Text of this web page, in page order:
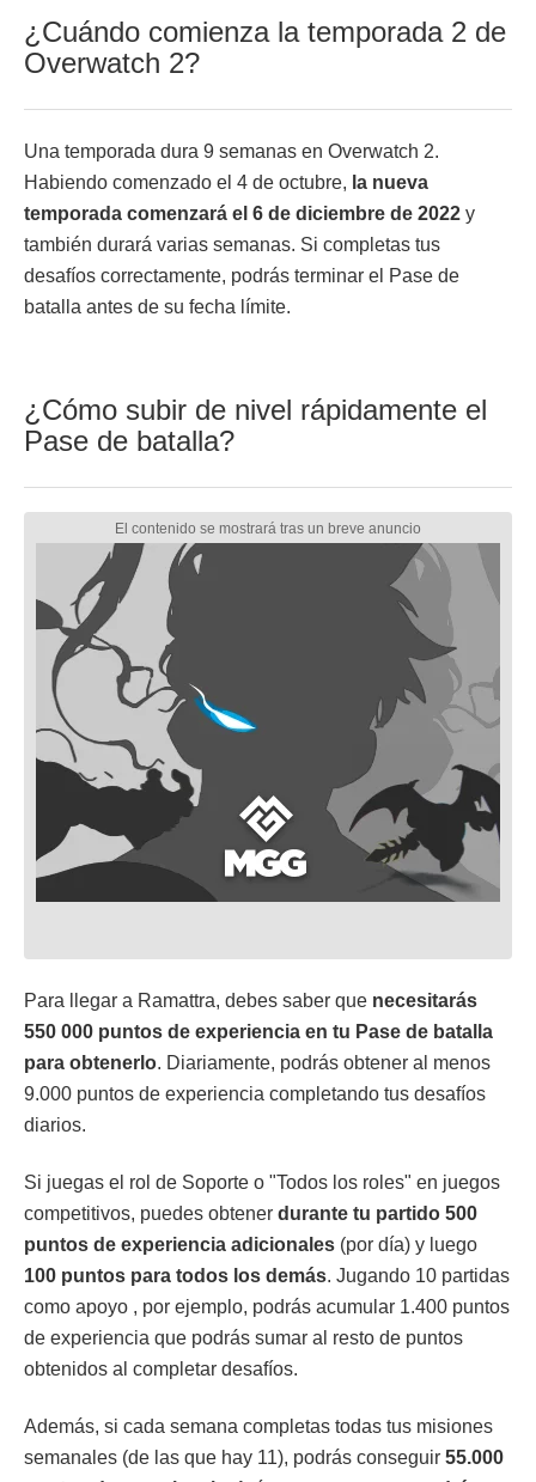
¿Cuándo comienza la temporada 2 de
Overwatch 2?
Una temporada dura 9 semanas en Overwatch 2.
Habiendo comenzado el 4 de octubre, la nueva
temporada comenzará el 6 de diciembre de 2022 y
también durará varias semanas. Si completas tus
desafíos correctamente, podrás terminar el Pase de
batalla antes de su fecha límite.
¿Cómo subir de nivel rápidamente el
Pase de batalla?
Para llegar a Ramattra, debes saber que necesitarás
550 000 puntos de experiencia en tu Pase de batalla
para obtenerlo. Diariamente, podrás obtener al menos
9.000 puntos de experiencia completando tus desafíos
diarios.
Si juegas el rol de Soporte o "Todos los roles" en juegos
competitivos, puedes obtener durante tu partido 500
puntos de experiencia adicionales (por día) y luego
100 puntos para todos los demás. Jugando 10 partidas
como apoyo , por ejemplo, podrás acumular 1.400 puntos
de experiencia que podrás sumar al resto de puntos
obtenidos al completar desafíos.
Además, si cada semana completas todas tus misiones
semanales (de las que hay 11), podrás conseguir 55.000